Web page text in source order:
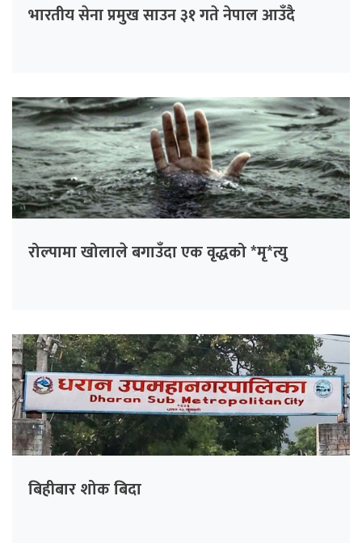
भारतीय सेना प्रमुख साउन ३१ गते नेपाल आउँदै
रोल्पामा खोलाले बगाउँदा एक वृद्धको *मृ*त्यु
बिहीबार शोक बिदा